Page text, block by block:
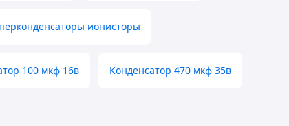
ионисторы
100 мкф 16в Конденсатор 470 мкф 35в